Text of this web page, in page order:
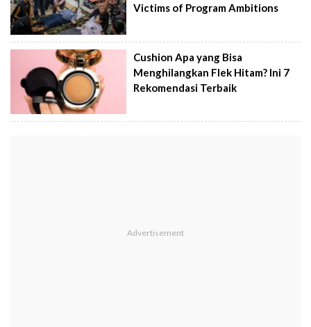
Victims of Program Ambitions
Cushion Apa yang Bisa
Menghilangkan Flek Hitam? Ini 7
Rekomendasi Terbaik